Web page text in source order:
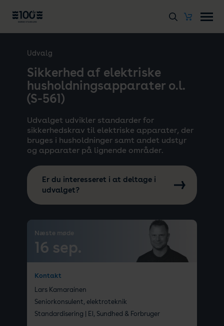
Udvalg
Sikkerhed af elektriske
husholdningsapparater o.l.
(S-561)
Udvalget udvikler standarder for
sikkerhedskrav til elektriske apparater, der
bruges i husholdninger samt andet udstyr
og apparater på lignende områder.
Er du interesseret i at deltage i
udvalget?
Næste møde
16 sep.
Kontakt
Lars Kamarainen
Seniorkonsulent, elektroteknik
Standardisering | El, Sundhed & Forbruger